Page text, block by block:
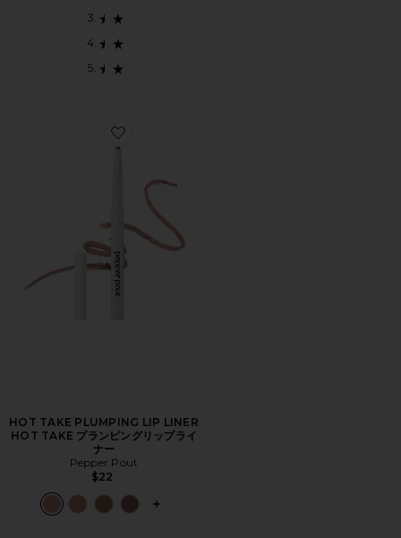
Favorite HOT TAKE PLUMPING LIP LINER HOT TAKE
HOT TAKE PLUMPING LIP LINER
HOT TAKE プランピングリップライ
ナー
Pepper Pout
$22
PLUS ICON TO SEE MORE OPTIONS